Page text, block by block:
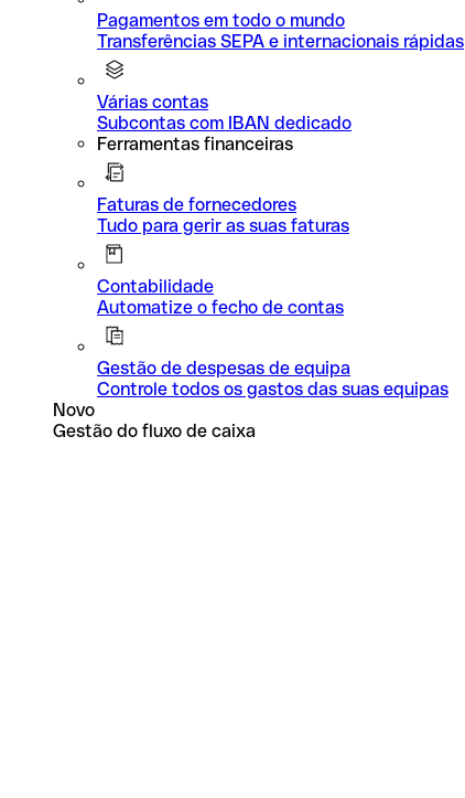
Pagamentos em todo o mundo
Transferências SEPA e internacionais rápidas
Várias contas
Subcontas com IBAN dedicado
Ferramentas financeiras
Faturas de fornecedores
Tudo para gerir as suas faturas
Contabilidade
Automatize o fecho de contas
Gestão de despesas de equipa
Controle todos os gastos das suas equipas
Novo
Gestão do fluxo de caixa